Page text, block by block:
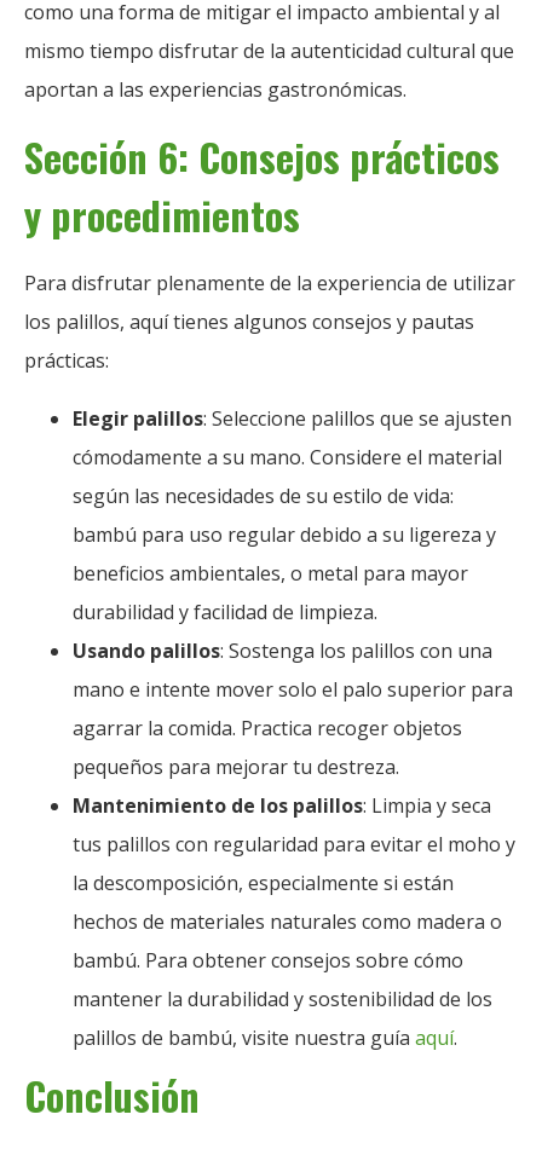
como una forma de mitigar el impacto ambiental y al
mismo tiempo disfrutar de la autenticidad cultural que
aportan a las experiencias gastronómicas.
Sección 6: Consejos prácticos
y procedimientos
Para disfrutar plenamente de la experiencia de utilizar
los palillos, aquí tienes algunos consejos y pautas
prácticas:
Elegir palillos: Seleccione palillos que se ajusten
cómodamente a su mano. Considere el material
según las necesidades de su estilo de vida:
bambú para uso regular debido a su ligereza y
beneficios ambientales, o metal para mayor
durabilidad y facilidad de limpieza.
Usando palillos: Sostenga los palillos con una
mano e intente mover solo el palo superior para
agarrar la comida. Practica recoger objetos
pequeños para mejorar tu destreza.
Mantenimiento de los palillos: Limpia y seca
tus palillos con regularidad para evitar el moho y
la descomposición, especialmente si están
hechos de materiales naturales como madera o
bambú. Para obtener consejos sobre cómo
mantener la durabilidad y sostenibilidad de los
palillos de bambú, visite nuestra guía aquí.
Conclusión